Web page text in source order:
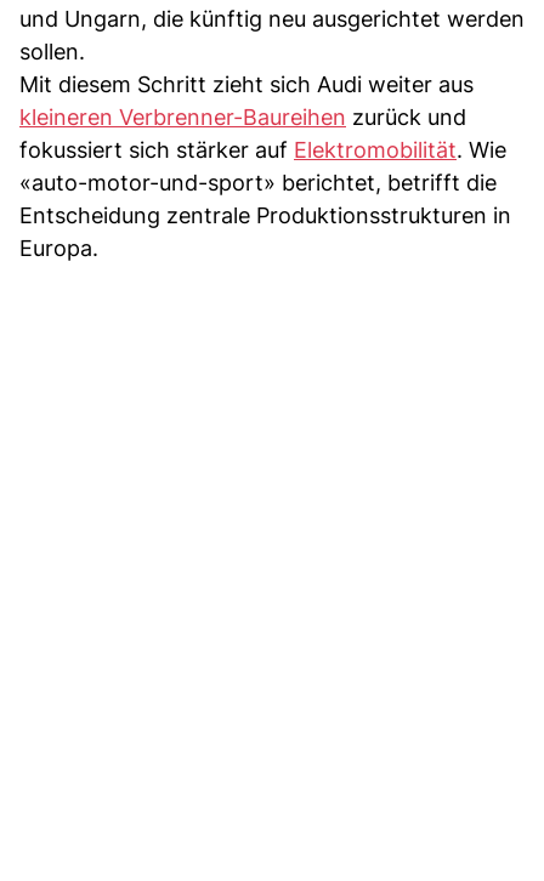
und Ungarn, die künftig neu ausgerichtet werden
sollen.
Mit diesem Schritt zieht sich Audi weiter aus
kleineren Verbrenner-Baureihen zurück und
fokussiert sich stärker auf Elektromobilität. Wie
«auto-motor-und-sport» berichtet, betrifft die
Entscheidung zentrale Produktionsstrukturen in
Europa.